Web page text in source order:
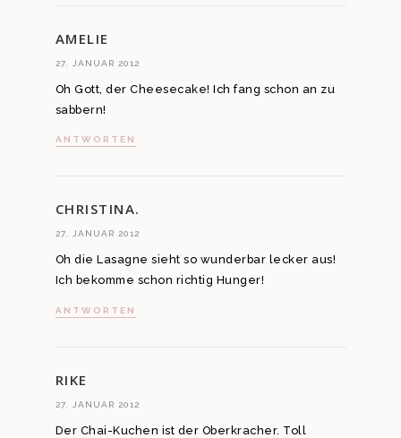
AMELIE
27. JANUAR 2012
Oh Gott, der Cheesecake! Ich fang schon an zu
sabbern!
ANTWORTEN
CHRISTINA.
27. JANUAR 2012
Oh die Lasagne sieht so wunderbar lecker aus!
Ich bekomme schon richtig Hunger!
ANTWORTEN
RIKE
27. JANUAR 2012
Der Chai-Kuchen ist der Oberkracher. Toll